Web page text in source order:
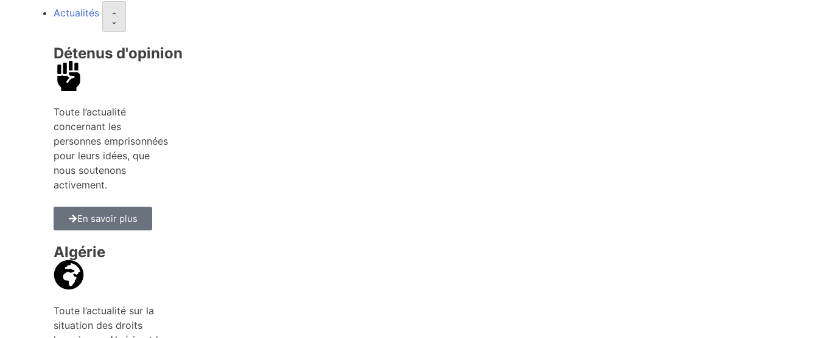
Actualités
Détenus d'opinion
Toute l’actualité
concernant les
personnes emprisonnées
pour leurs idées, que
nous soutenons
activement.
En savoir plus
Algérie
Toute l’actualité sur la
situation des droits